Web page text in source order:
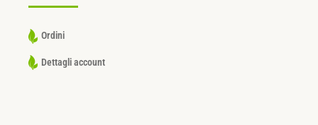
Ordini
Dettagli account